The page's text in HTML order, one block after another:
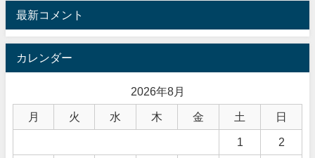
最新コメント
カレンダー
2026年8月
月 火 水 木 金 土 日
1 2